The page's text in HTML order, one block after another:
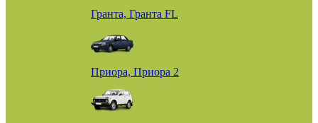
Гранта, Гранта FL
Приора, Приора 2